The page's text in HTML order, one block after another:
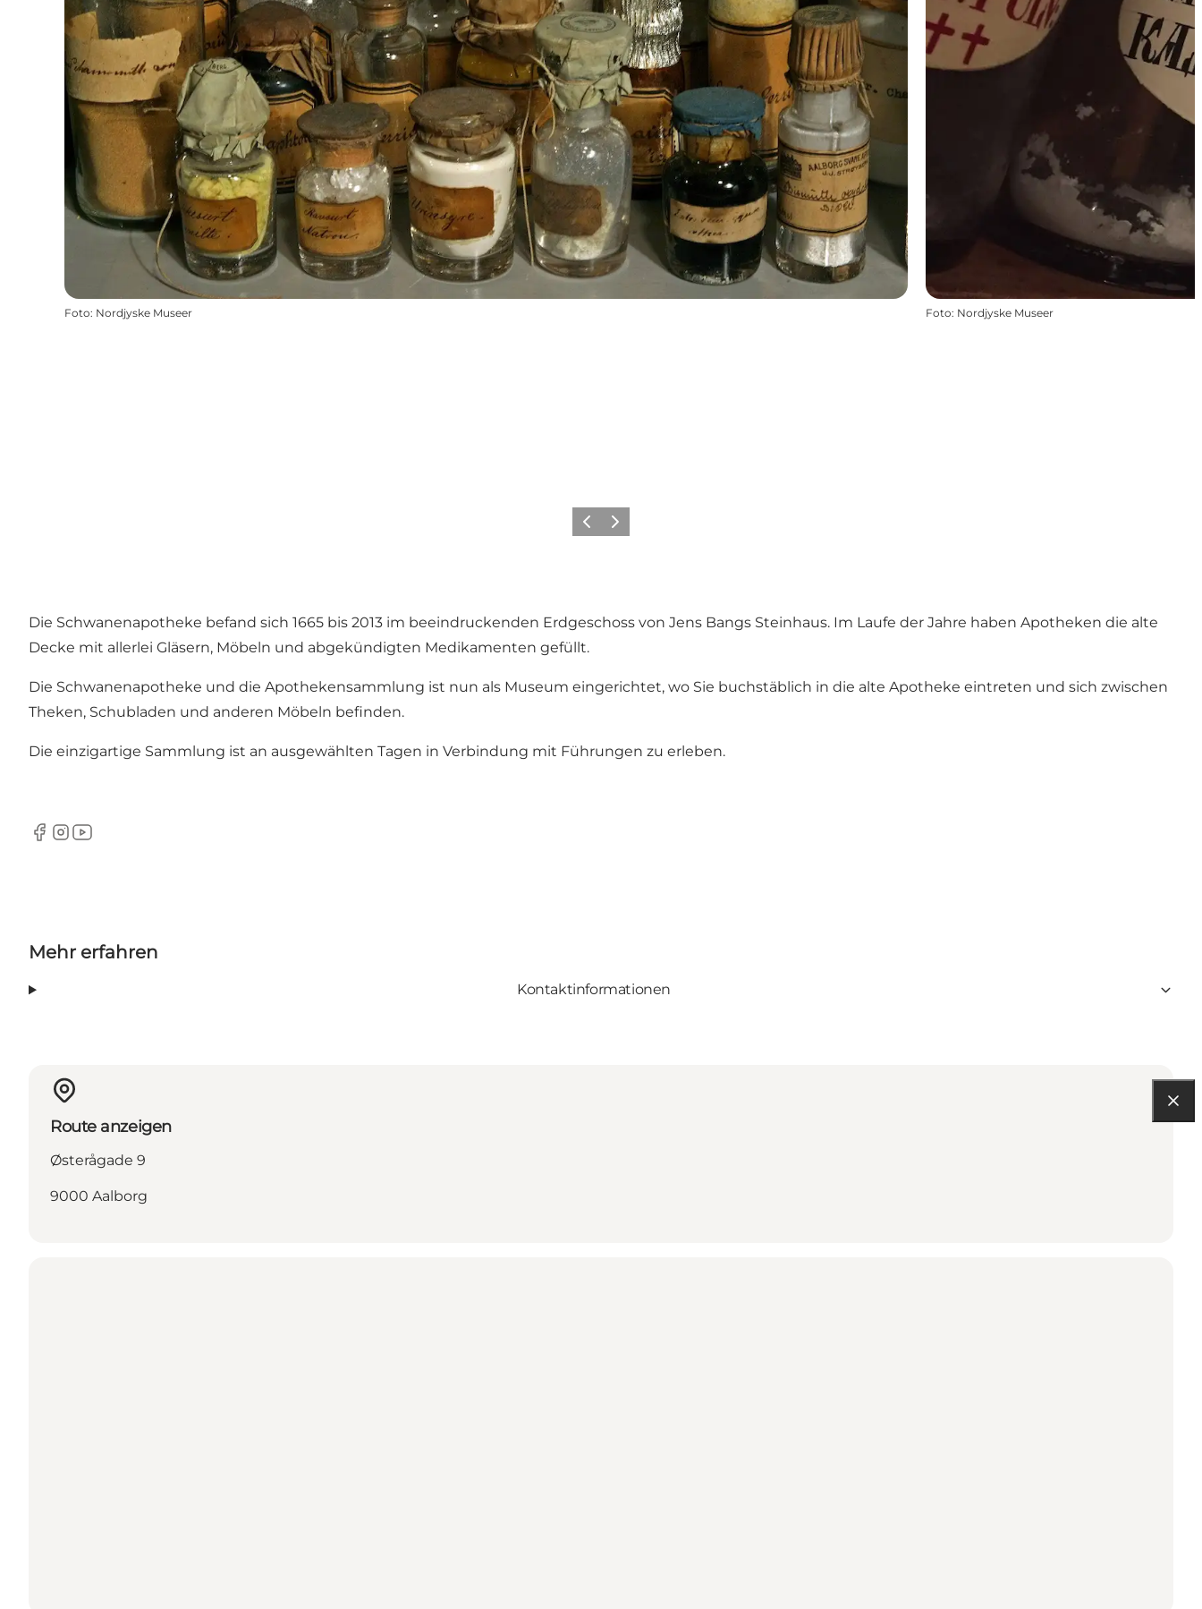
Foto: Nordjyske Museer Foto: Nordjyske Museer
ZurückWeiter
Die Schwanenapotheke befand sich 1665 bis 2013 im beeindruckenden Erdgeschoss von Jens Bangs Steinhaus. Im Laufe der Jahre haben Apotheken die alte
Decke mit allerlei Gläsern, Möbeln und abgekündigten Medikamenten gefüllt.
Die Schwanenapotheke und die Apothekensammlung ist nun als Museum eingerichtet, wo Sie buchstäblich in die alte Apotheke eintreten und sich zwischen
Theken, Schubladen und anderen Möbeln befinden.
Die einzigartige Sammlung ist an ausgewählten Tagen in Verbindung mit Führungen zu erleben.
Facebook
Instagram
YouTube
Mehr erfahren
Kontaktinformationen
Route anzeigen
Østerågade 9
9000 Aalborg